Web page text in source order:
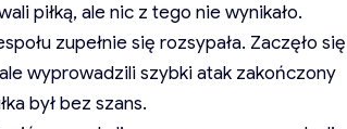
piłką, ale nic z tego nie wynikało.
zupełnie się rozsypała. Zaczęło się
wyprowadzili szybki atak zakończony
był bez szans.